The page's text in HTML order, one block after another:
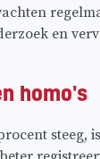
en
homo's